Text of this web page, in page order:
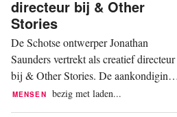
distributiecentrum in Dartford, ten
oosten van Londen. De onthulling is...
directeur bij & Other
Stories
De Schotse ontwerper Jonathan
Saunders vertrekt als creatief directeur
bij & Other Stories. De aankondiging
volgt iets meer dan een jaar na zijn
MENSEN bezig met laden...